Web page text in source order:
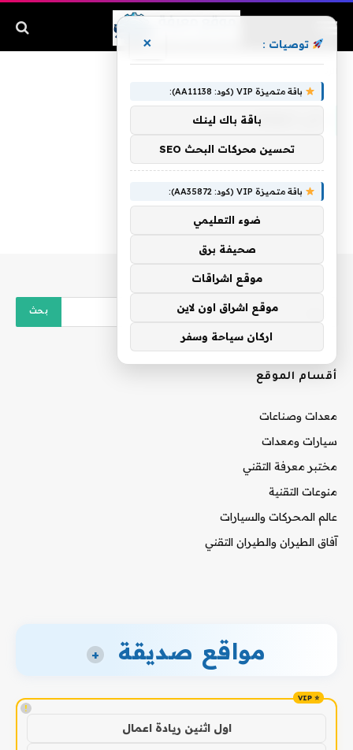
بنى سويف
أقسام الموقع
معدات وصناعات
سيارات ومعدات
مختبر معرفة التقني
منوعات التقنية
عالم المحركات والسيارات
آفاق الطيران والطيران التقني
مواقع صديقة +
!
اول اثنين ريادة اعمال
توصيات : ×
باقة متميزة VIP (كود: AA11138):
باقة باك لينك
تحسين محركات البحث SEO
باقة متميزة VIP (كود: AA35872):
ضوء التعليمي
صحيفة برق
موقع اشراقات
موقع اشراق اون لاين
اركان سياحة وسفر